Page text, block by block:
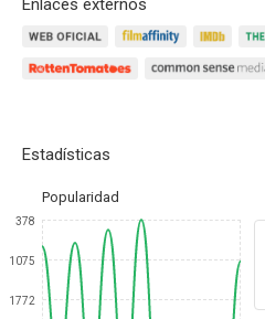
Enlaces externos
Estadísticas
Popularidad
378
1075
1772